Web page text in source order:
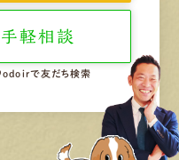
軽相談
で友だち検索